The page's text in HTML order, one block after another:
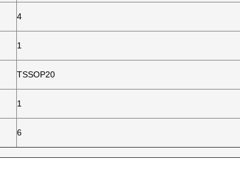
4
1
TSSOP20
1
6